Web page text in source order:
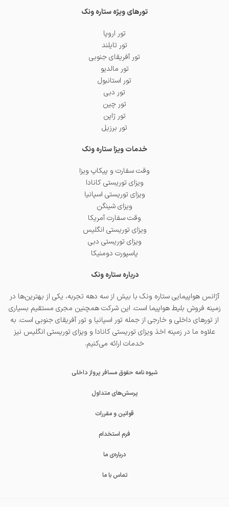
تورهای ویژه ستاره ونک
تور اروپا
تور تایلند
تور آفریقای جنوبی
تور مالدیو
تور استانبول
تور دبی
تور چین
تور ژاپن
تور برزیل
خدمات ویزا ستاره ونک
وقت سفارت و پیکاپ ویزا
ویزای توریستی کانادا
ویزای توریستی اسپانیا
ویزای شینگن
وقت سفارت آمریکا
ویزای توریستی انگلیس
ویزای توریستی دبی
پاسپورت دومنیکا
درباره ستاره ونک
آژانس هواپیمایی ستاره ونک با بیش از سه دهه تجربه، یکی از بهترین‌ها در
زمینه فروش بلیط هواپیما است. این شرکت همچنین مجری مستقیم بسیاری
از تورهای داخلی و خارجی از جمله تور اسپانیا و تور آفریقای جنوبی است. به
علاوه ما در زمینه اخذ ویزای توریستی کانادا و ویزای توریستی انگلیس نیز
خدمات ارائه می‌کنیم.
شیوه نامه حقوق مسافر پرواز داخلی
پرسش‌های متداول
قوانین و مقررات
فرم استخدام
درباره‌ی ما
تماس با ما